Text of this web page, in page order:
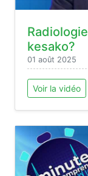
kesako?
01 août 2025
Voir la vidéo